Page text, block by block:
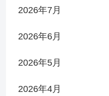
2026年7月
2026年6月
2026年5月
2026年4月